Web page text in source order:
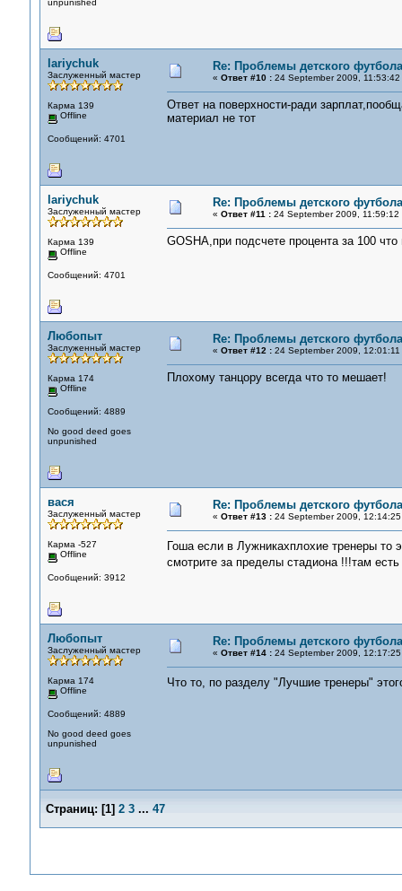
lariychuk
Заслуженный мастер
Карма 139
Offline
Сообщений: 4701
Re: Проблемы детского футбола
« Ответ #10 :24 September 2009, 11:53:42
Ответ на поверхности-ради
материал не тот
lariychuk
Заслуженный мастер
Карма 139
Offline
Сообщений: 4701
Re: Проблемы детского футбола
« Ответ #11 :24 September 2009, 11:59:12
GOSHA,при подсчете процента за 100 что
Любопыт
Заслуженный мастер
Карма 174
Offline
Сообщений: 4889
No good deed goes
unpunished
Re: Проблемы детского футбола
« Ответ #12 :24 September 2009, 12:01:11
Плохому танцору всегда что то мешает!
вася
Заслуженный мастер
Карма -527
Offline
Сообщений: 3912
Re: Проблемы детского футбола
« Ответ #13 :24 September 2009, 12:14:25
Гоша если в Лужникахплохие тренеры
смотрите за пределы стадиона !!!там
Любопыт
Заслуженный мастер
Карма 174
Offline
Сообщений: 4889
No good deed goes
unpunished
Re: Проблемы детского футбола
« Ответ #14 :24 September 2009, 12:17:25
Что то, по разделу "Лучшие тренеры"
Страниц: [1] 2 3 ... 47